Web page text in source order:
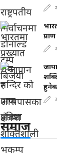
प्राण
समाज